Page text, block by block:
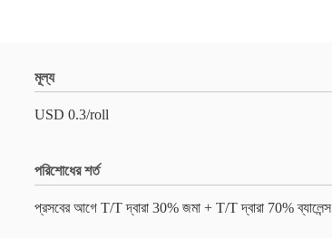
মূল্য
USD 0.3/roll
পরিশোধের শর্ত
প্রসবের আগে T/T দ্বারা 30% জমা + T/T দ্বারা 70% ব্যালেন্স